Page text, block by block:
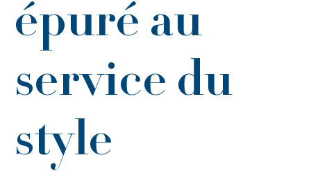
épuré au
service du
style